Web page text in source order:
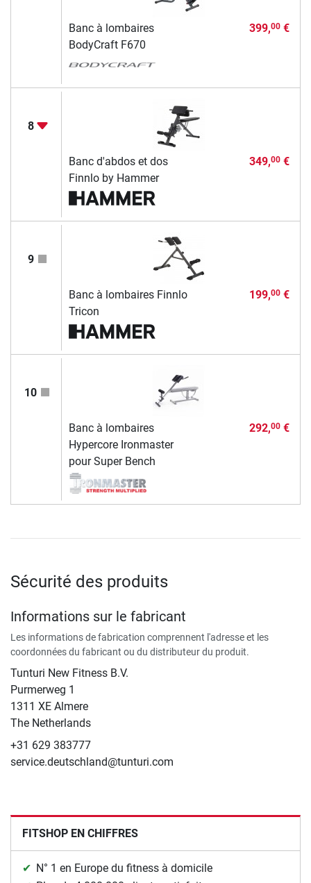
Banc à lombaires
BodyCraft F670
399,00€
8
Banc d'abdos et dos
Finnlo by Hammer
349,00€
9
Banc à lombaires Finnlo
Tricon
199,00€
10
Banc à lombaires
Hypercore Ironmaster
pour Super Bench
292,00€
Sécurité des produits
Informations sur le fabricant
Les informations de fabrication comprennent l'adresse et les
coordonnées du fabricant ou du distributeur du produit.
Tunturi New Fitness B.V.
Purmerweg 1
1311 XE Almere
The Netherlands
+31 629 383777
service.deutschland@tunturi.com
FITSHOP EN CHIFFRES
N° 1 en Europe du fitness à domicile